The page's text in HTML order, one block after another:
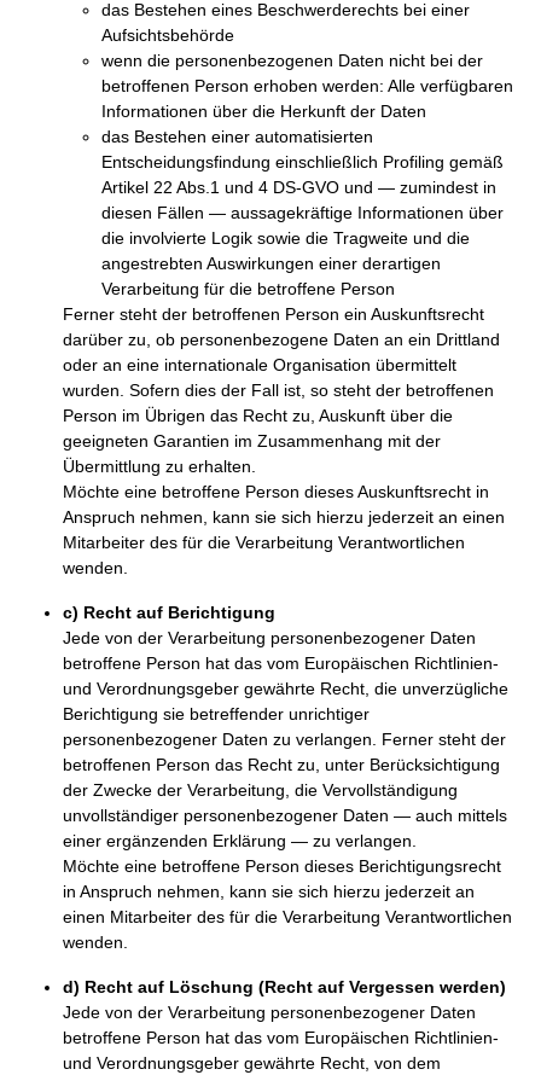
das Bestehen eines Beschwerderechts bei einer
Aufsichtsbehörde
wenn die personenbezogenen Daten nicht bei der
betroffenen Person erhoben werden: Alle verfügbaren
Informationen über die Herkunft der Daten
das Bestehen einer automatisierten
Entscheidungsfindung einschließlich Profiling gemäß
Artikel 22 Abs.1 und 4 DS-GVO und — zumindest in
diesen Fällen — aussagekräftige Informationen über
die involvierte Logik sowie die Tragweite und die
angestrebten Auswirkungen einer derartigen
Verarbeitung für die betroffene Person
Ferner steht der betroffenen Person ein Auskunftsrecht
darüber zu, ob personenbezogene Daten an ein Drittland
oder an eine internationale Organisation übermittelt
wurden. Sofern dies der Fall ist, so steht der betroffenen
Person im Übrigen das Recht zu, Auskunft über die
geeigneten Garantien im Zusammenhang mit der
Übermittlung zu erhalten.
Möchte eine betroffene Person dieses Auskunftsrecht in
Anspruch nehmen, kann sie sich hierzu jederzeit an einen
Mitarbeiter des für die Verarbeitung Verantwortlichen
wenden.
c) Recht auf Berichtigung
Jede von der Verarbeitung personenbezogener Daten
betroffene Person hat das vom Europäischen Richtlinien-
und Verordnungsgeber gewährte Recht, die unverzügliche
Berichtigung sie betreffender unrichtiger
personenbezogener Daten zu verlangen. Ferner steht der
betroffenen Person das Recht zu, unter Berücksichtigung
der Zwecke der Verarbeitung, die Vervollständigung
unvollständiger personenbezogener Daten — auch mittels
einer ergänzenden Erklärung — zu verlangen.
Möchte eine betroffene Person dieses Berichtigungsrecht
in Anspruch nehmen, kann sie sich hierzu jederzeit an
einen Mitarbeiter des für die Verarbeitung Verantwortlichen
wenden.
d) Recht auf Löschung (Recht auf Vergessen werden)
Jede von der Verarbeitung personenbezogener Daten
betroffene Person hat das vom Europäischen Richtlinien-
und Verordnungsgeber gewährte Recht, von dem